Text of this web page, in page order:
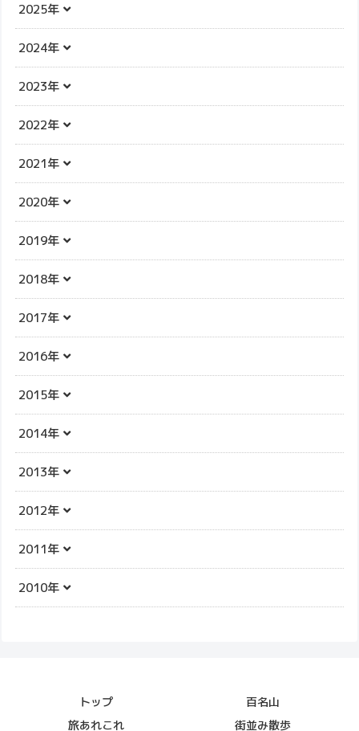
2025年
2024年
2023年
2022年
2021年
2020年
2019年
2018年
2017年
2016年
2015年
2014年
2013年
2012年
2011年
2010年
トップ
百名山
旅あれこれ
街並み散歩